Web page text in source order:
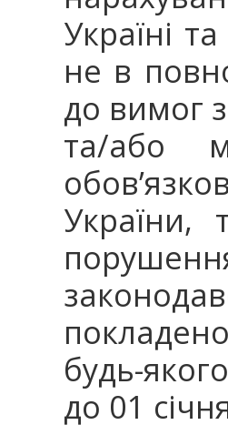
Україні
не в
до вимог
та/або
України,
будь-
до 01